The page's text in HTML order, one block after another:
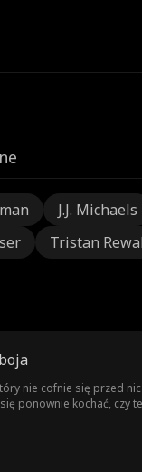
J.J. Michaels
Tristan
nie cofnie się przed
ponownie kochać, czy